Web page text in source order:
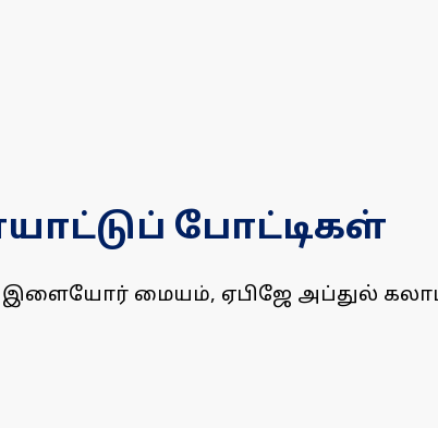
போட்டிகள்
இளையோர் மையம், ஏபிஜே அப்துல்